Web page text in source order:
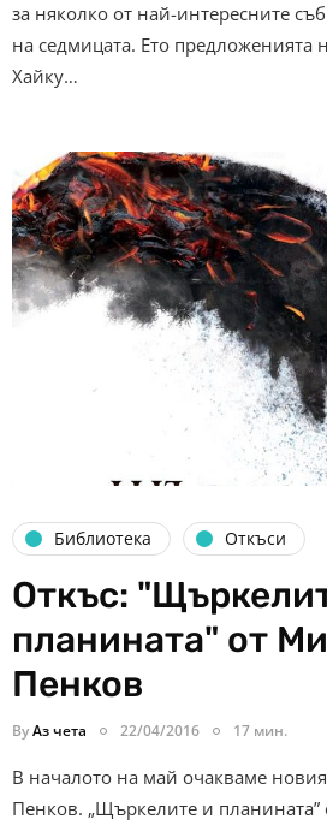
за няколко от най-интересните
на седмицата. Ето предложенията
Хайку…
Библиотека Откъси
Откъс:
планината" от
Пенков
ByАз чета 22/04/2016 17 мин.
В началото на май очакваме
Пенков. „Щъркелите и планината”